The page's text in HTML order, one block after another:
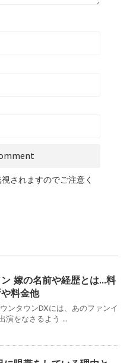
されますのでご注意く
嫁の名前や経歴とは…料
料金他
ンタウンDXには、あのファンイ
演をなさるよう ...